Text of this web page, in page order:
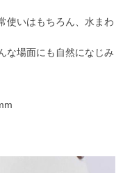
使いはもちろん、水まわ
な場面にも自然になじみ